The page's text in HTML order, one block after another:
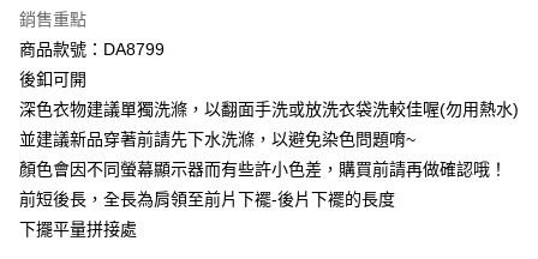
每筆NT$60，滿NT$1,000(含以上)免運費
付款後7-11取貨
每筆NT$60，滿NT$1,000(含以上)免運費
宅配
每筆NT$120，滿NT$1,000(含以上)免運費
付款後門市自取
每筆NT$60，滿NT$1,000(含以上)免運費
銷售重點
商品款號：DA8799
後釦可開
深色衣物建議單獨洗滌，以翻面手洗或放洗衣袋洗較佳喔(勿用熱水)
並建議新品穿著前請先下水洗滌，以避免染色問題唷~
顏色會因不同螢幕顯示器而有些許小色差，購買前請再做確認哦！
前短後長，全長為肩領至前片下襬-後片下襬的長度
下擺平量拼接處